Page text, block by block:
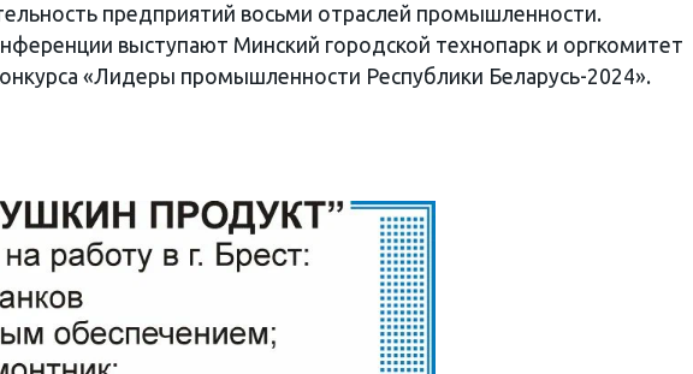
предприятий восьми отраслей промышленности.
выступают Минский городской технопарк и оргкомитет
«Лидеры промышленности Республики Беларусь-2024».